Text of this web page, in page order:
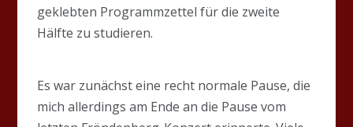
geklebten Programmzettel für die zweite
Hälfte zu studieren.
Es war zunächst eine recht normale Pause, die
mich allerdings am Ende an die Pause vom